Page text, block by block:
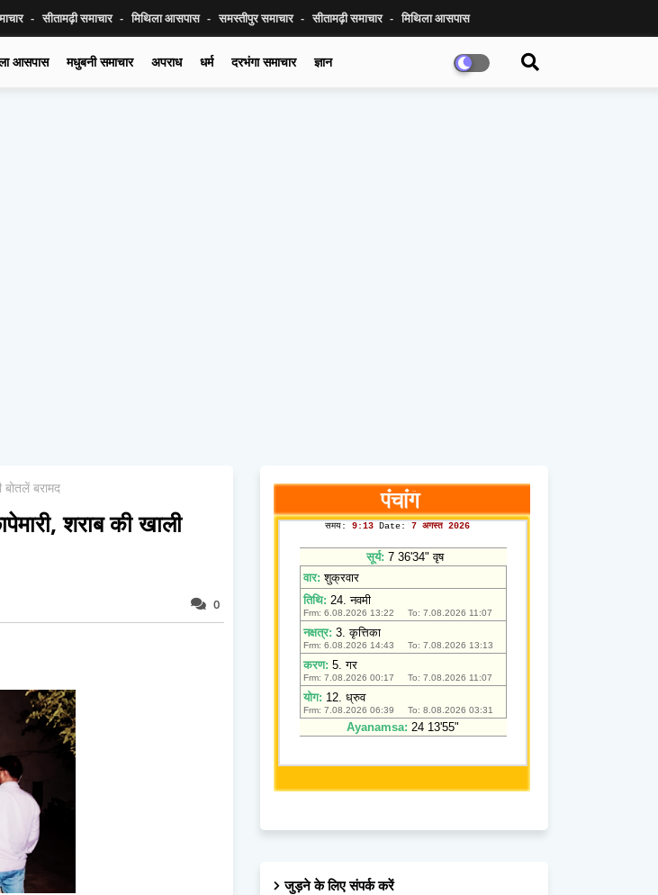
सीतामढ़ी समाचार मिथिला आसपास समस्तीपुर समाचार सीतामढ़ी समाचार मिथिला आसपास
आसपास मधुबनी समाचार अपराध धर्म दरभंगा समाचार ज्ञान
बोतलें बरामद
शराब की खाली
0
जुड़ने के लिए संपर्क करें